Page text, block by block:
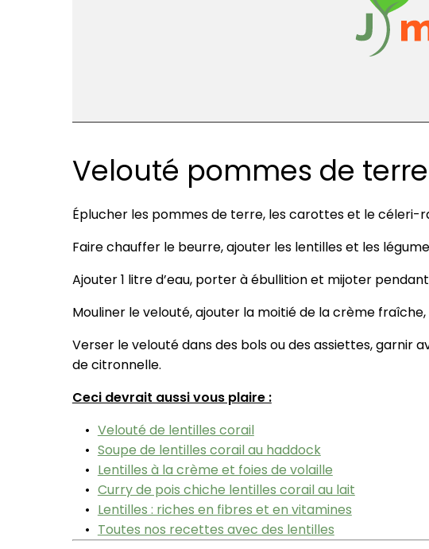
Velouté pommes de
Éplucher les pommes de terre, les carottes et le céleri-
Faire chauffer le beurre, ajouter les lentilles et les
Ajouter 1 litre d’eau, porter à ébullition et mijoter
Mouliner le velouté, ajouter la moitié de la crème
Verser le velouté dans des bols ou des assiettes, garnir
de citronnelle.
Ceci devrait aussi vous plaire :
Velouté de lentilles corail
Soupe de lentilles corail au haddock
Lentilles à la crème et foies de volaille
Curry de pois chiche lentilles corail au lait
Lentilles : riches en fibres et en vitamines
Toutes nos recettes avec des lentilles